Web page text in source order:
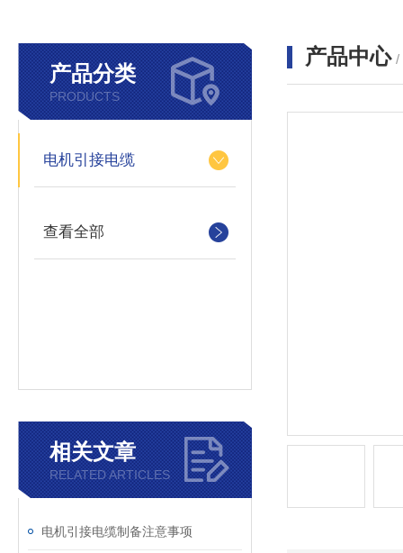
产品分类
PRODUCTS
电机引接电缆
查看全部
相关文章
RELATED ARTICLES
电机引接电缆制备注意事项
产品中心 /